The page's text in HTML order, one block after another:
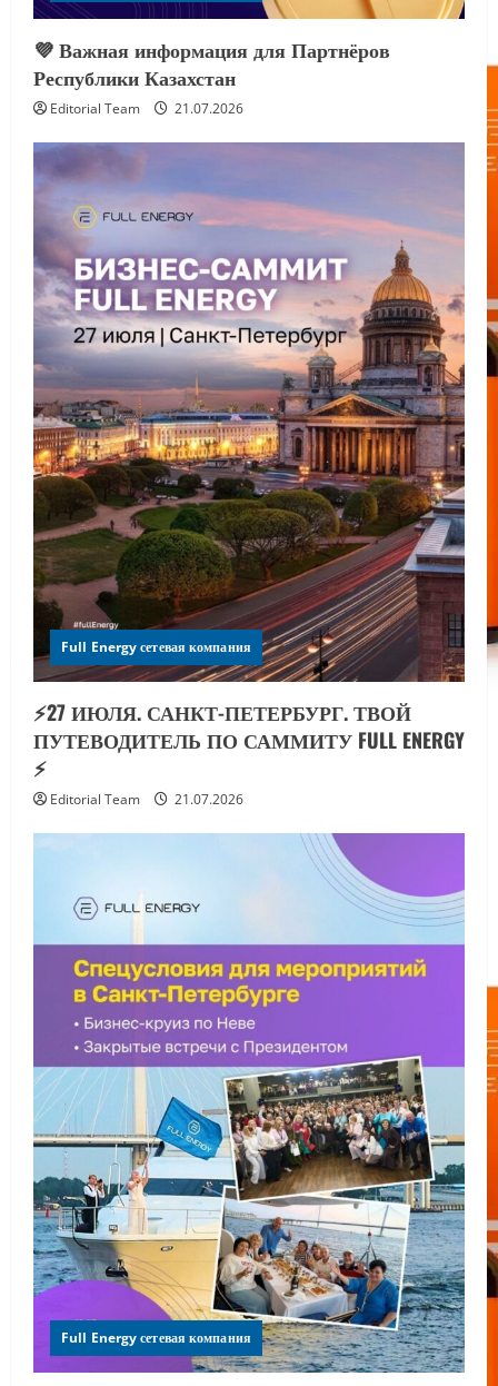
💜 Важная информация для Партнёров
Республики Казахстан
Editorial Team 21.07.2026
Full Energy сетевая компания
⚡️27 ИЮЛЯ. САНКТ-ПЕТЕРБУРГ. ТВОЙ
ПУТЕВОДИТЕЛЬ ПО САММИТУ FULL ENERGY
⚡️
Editorial Team 21.07.2026
Full Energy сетевая компания